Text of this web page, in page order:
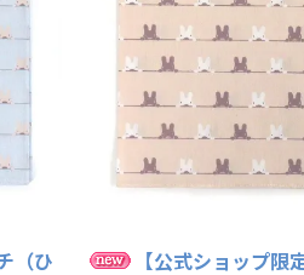
（ひ
【公式ショップ限